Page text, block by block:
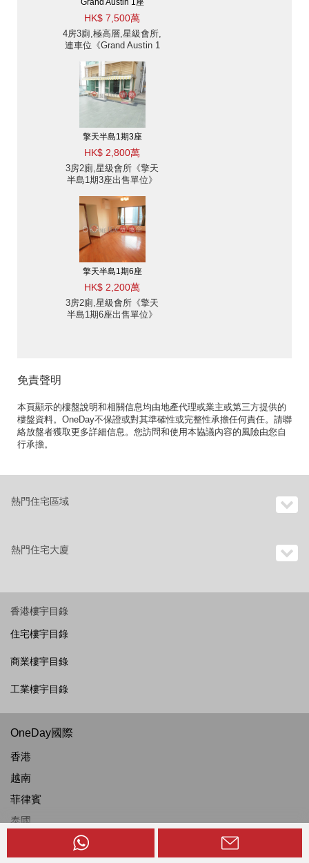
HK$ 7,500萬
4房3廁,極高層,星級會所,
連車位《Grand Austin 1
擎天半島1期3座
HK$ 2,800萬
3房2廁,星級會所《擎天
半島1期3座出售單位》
擎天半島1期6座
HK$ 2,200萬
3房2廁,星級會所《擎天
半島1期6座出售單位》
免責聲明
本頁顯示的樓盤說明和相關信息均由地產代理或業主或第三方提供的
樓盤資料。OneDay不保證或對其準確性或完整性承擔任何責任。請聯
絡放盤者獲取更多詳細信息。您訪問和使用本協議內容的風險由您自
行承擔。
熱門住宅區域
熱門住宅大廈
香港樓宇目錄
住宅樓宇目錄
商業樓宇目錄
工業樓宇目錄
OneDay國際
香港
越南
菲律賓
泰國